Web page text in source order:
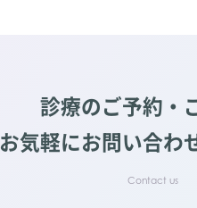
診療のご予約・
お気軽にお問い合わ